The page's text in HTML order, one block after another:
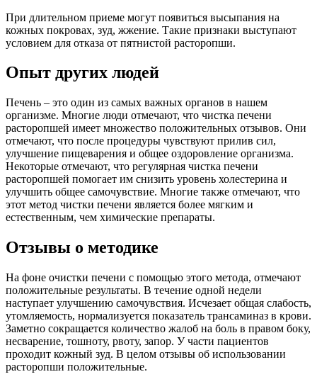
При длительном приеме могут появиться высыпания на
кожных покровах, зуд, жжение. Такие признаки выступают
условием для отказа от пятнистой расторопши.
Опыт других людей
Печень – это один из самых важных органов в нашем
организме. Многие люди отмечают, что чистка печени
расторопшей имеет множество положительных отзывов. Они
отмечают, что после процедуры чувствуют прилив сил,
улучшение пищеварения и общее оздоровление организма.
Некоторые отмечают, что регулярная чистка печени
расторопшей помогает им снизить уровень холестерина и
улучшить общее самочувствие. Многие также отмечают, что
этот метод чистки печени является более мягким и
естественным, чем химические препараты.
Отзывы о методике
На фоне очистки печени с помощью этого метода, отмечают
положительные результаты. В течение одной недели
наступает улучшению самочувствия. Исчезает общая слабость,
утомляемость, нормализуется показатель трансаминаз в крови.
Заметно сокращается количество жалоб на боль в правом боку,
несварение, тошноту, рвоту, запор. У части пациентов
проходит кожный зуд. В целом отзывы об использовании
расторопши положительные.